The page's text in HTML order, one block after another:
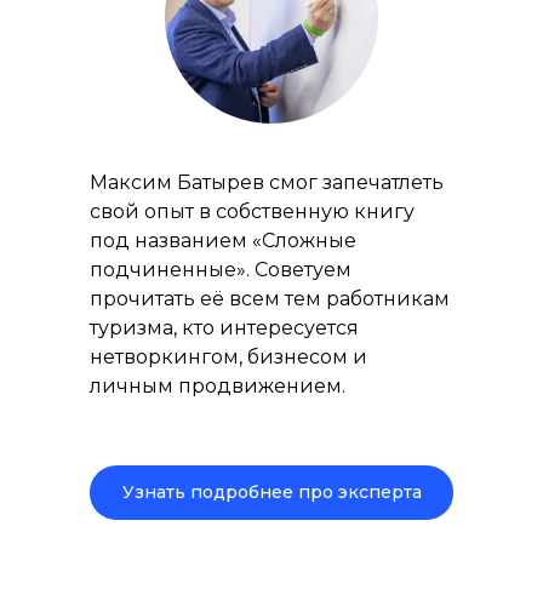
Максим Батырев смог запечатлеть
свой опыт в собственную книгу
под названием «Сложные
подчиненные». Советуем
прочитать её всем тем работникам
туризма, кто интересуется
нетворкингом, бизнесом и
личным продвижением.
Узнать подробнее про эксперта